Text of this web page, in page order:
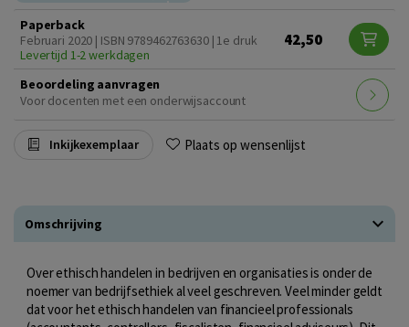
Paperback
Februari 2020 | ISBN 9789462763630 | 1e druk
Levertijd 1-2 werkdagen
42,50
Beoordeling aanvragen
Voor docenten met een onderwijsaccount
Inkijkexemplaar Plaats op wensenlijst
Omschrijving
Over ethisch handelen in bedrijven en organisaties is onder de
noemer van bedrijfsethiek al veel geschreven. Veel minder geldt
dat voor het ethisch handelen van financieel professionals